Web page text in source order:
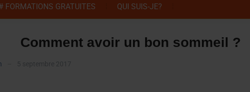
FORMATIONS GRATUITES QUI SUIS-JE?
Comment avoir un bon sommeil ?